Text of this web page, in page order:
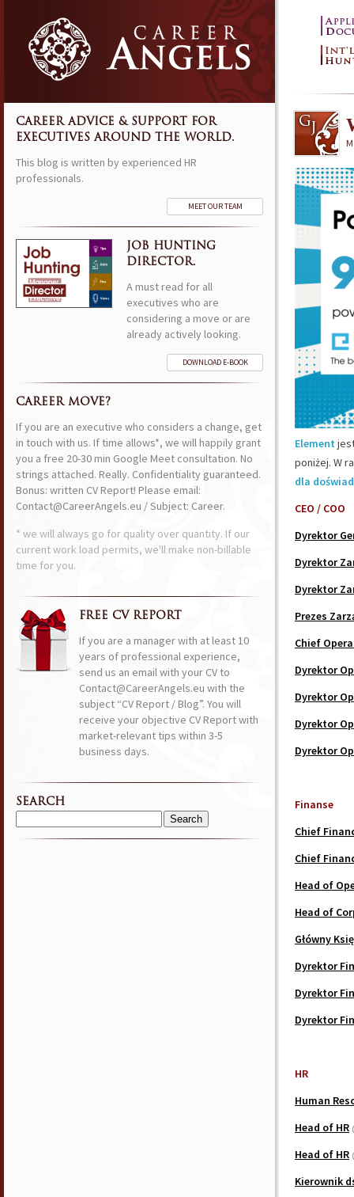
Element
poniżej. W
dla
CEO / COO
Dyrektor
Dyrektor
Dyrektor
Prezes
Chief
Dyrektor
Dyrektor
Dyrektor
Dyrektor
Finanse
Chief
Chief
Head of
Head of
Główny
Dyrektor
Dyrektor
Dyrektor
HR
Human
Head of HR
Head of HR
Kierownik
CAREER ADVICE & SUPPORT FOR
EXECUTIVES AROUND THE WORLD.
This blog is written by experienced HR
professionals.
MEET OUR TEAM
JOB HUNTING
DIRECTOR.
A must read for all
executives who are
considering a move or are
already actively looking.
DOWNLOAD E-BOOK
CAREER MOVE?
If you are an executive who considers a change, get
in touch with us. If time allows*, we will happily grant
you a free 20-30 min Google Meet consultation. No
strings attached. Really. Confidentiality guaranteed.
Bonus: written CV Report! Please email:
Contact@CareerAngels.eu / Subject: Career.
* we will always go for quality over quantity. If our
current work load permits, we'll make non-billable
time for you.
FREE CV REPORT
If you are a manager with at least 10
years of professional experience,
send us an email with your CV to
Contact@CareerAngels.eu with the
subject “CV Report / Blog”. You will
receive your objective CV Report with
market-relevant tips within 3-5
business days.
SEARCH
Search
for: